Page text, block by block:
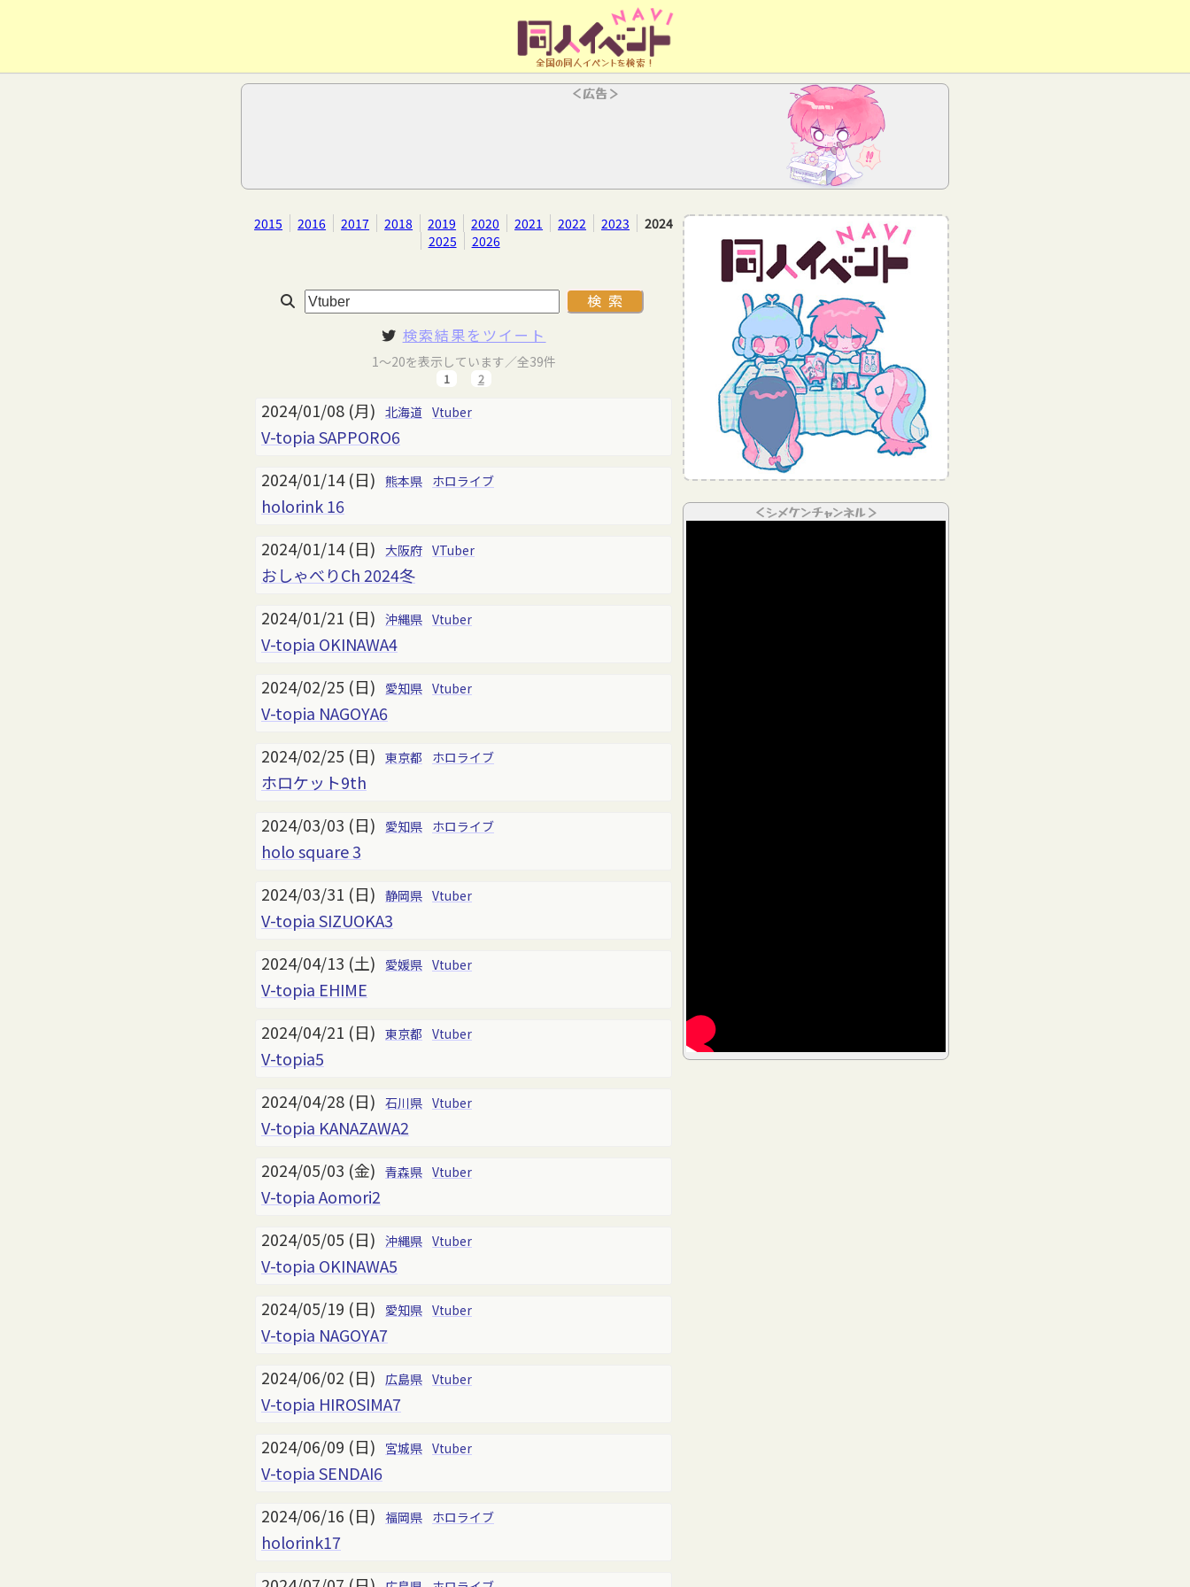
全国の同人イベントを検索！
＜広告＞
2015 2016 2017 2018 2019 2020 2021 2022 2023
2024
2025
2026
検索結果をツイート
1～20を表示しています／全39件
1 2
2024/01/08 (月) 北海道 Vtuber
V-topia SAPPORO6
2024/01/14 (日) 熊本県 ホロライブ
holorink 16
2024/01/14 (日) 大阪府 VTuber
おしゃべりCh 2024冬
2024/01/21 (日) 沖縄県 Vtuber
V-topia OKINAWA4
2024/02/25 (日)
愛知県 Vtuber
V-topia NAGOYA6
2024/02/25 (日) 東京都 ホロライブ
ホロケット9th
2024/03/03 (日)
愛知県 ホロライブ
holo square 3
2024/03/31 (日) 静岡県 Vtuber
V-topia SIZUOKA3
2024/04/13 (土)
愛媛県 Vtuber
V-topia EHIME
2024/04/21 (日) 東京都 Vtuber
V-topia5
2024/04/28 (日) 石川県 Vtuber
V-topia KANAZAWA2
2024/05/03 (金) 青森県 Vtuber
V-topia Aomori2
2024/05/05 (日) 沖縄県 Vtuber
V-topia OKINAWA5
2024/05/19 (日)
愛知県 Vtuber
V-topia NAGOYA7
2024/06/02 (日) 広島県 Vtuber
V-topia HIROSIMA7
2024/06/09 (日)
宮城県 Vtuber
V-topia SENDAI6
2024/06/16 (日) 福岡県 ホロライブ
holorink17
＜シメケンチャンネル＞